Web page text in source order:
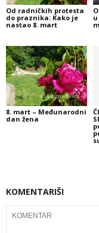
Od radničkih protesta
do praznika: Kako je
nastao 8. mart
u
8. mart – Međunarodni
dan žena
KOMENTARIŠI